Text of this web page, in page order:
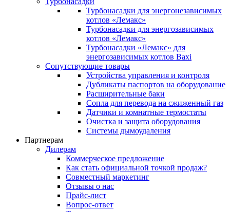
Турбонасадки для энергонезависимых
котлов «Лемакс»
Турбонасадки для энергозависимых
котлов «Лемакс»
Турбонасадки «Лемакс» для
энергозависимых котлов Baxi
Сопутствующие товары
Устройства управления и контроля
Дубликаты паспортов на оборудование
Расширительные баки
Сопла для перевода на сжиженный газ
Датчики и комнатные термостаты
Очистка и защита оборудования
Системы дымоудаления
Партнерам
Дилерам
Коммерческое предложение
Как стать официальной точкой продаж?
Совместный маркетинг
Отзывы о нас
Прайс-лист
Вопрос-ответ